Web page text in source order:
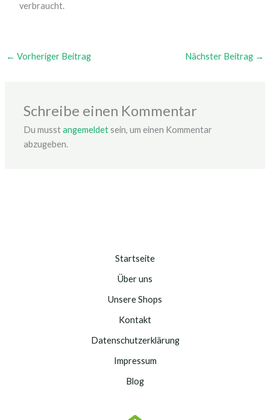
verbraucht.
← Vorheriger Beitrag Nächster Beitrag →
Schreibe einen Kommentar
Du musstangemeldetsein, um einen Kommentar
abzugeben.
Startseite
Über uns
Unsere Shops
Kontakt
Datenschutzerklärung
Impressum
Blog